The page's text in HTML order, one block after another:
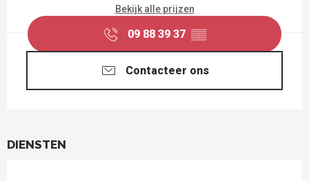
Bekijk alle prijzen
09 88 39 37 ▒▒
Contacteer ons
DIENSTEN